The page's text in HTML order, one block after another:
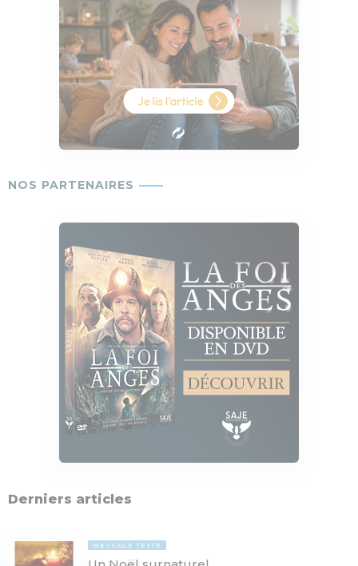
Derniers articles
MESSAGE TEXTE